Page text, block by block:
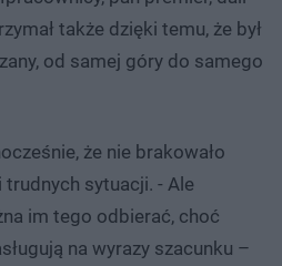
także dzięki temu, że był
od samej góry do samego
że nie brakowało
sytuacji. - Ale
im tego odbierać, choć
na wyrazy szacunku –